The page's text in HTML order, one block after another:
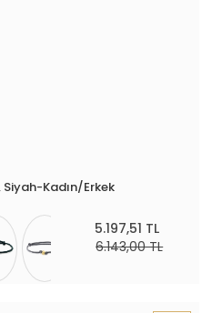
Siyah-Kadın/Erkek
5.197,51 TL
6.143,00 TL